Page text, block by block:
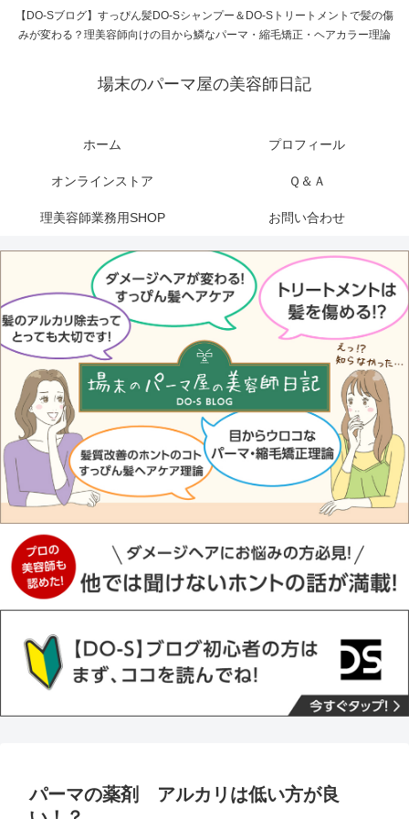
【DO-Sブログ】すっぴん髪DO-Sシャンプー＆DO-Sトリートメントで髪の傷
みが変わる？理美容師向けの目から鱗なパーマ・縮毛矯正・ヘアカラー理論
場末のパーマ屋の美容師日記
ホーム プロフィール
オンラインストア Ｑ＆Ａ
理美容師業務用SHOP お問い合わせ
パーマの薬剤 アルカリは低い方が良